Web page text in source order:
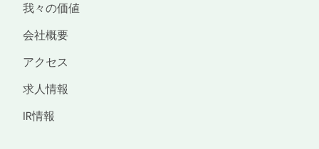
我々の価値
会社概要
アクセス
求人情報
IR情報